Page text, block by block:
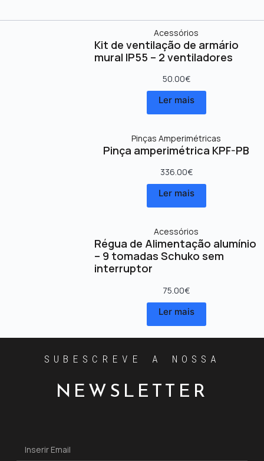
Acessórios
Kit de ventilação de armário
mural IP55 – 2 ventiladores
50.00€
Ler mais
Pinças Amperimétricas
Pinça amperimétrica KPF-PB
336.00€
Ler mais
Acessórios
Régua de Alimentação alumínio
– 9 tomadas Schuko sem
interruptor
75.00€
Ler mais
SUBESCREVE A NOSSA
NEWSLETTER